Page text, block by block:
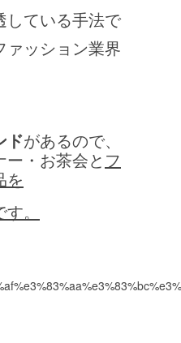
している手法で
ァッション業界
ドがあるので、
・お茶会と フ
を
。